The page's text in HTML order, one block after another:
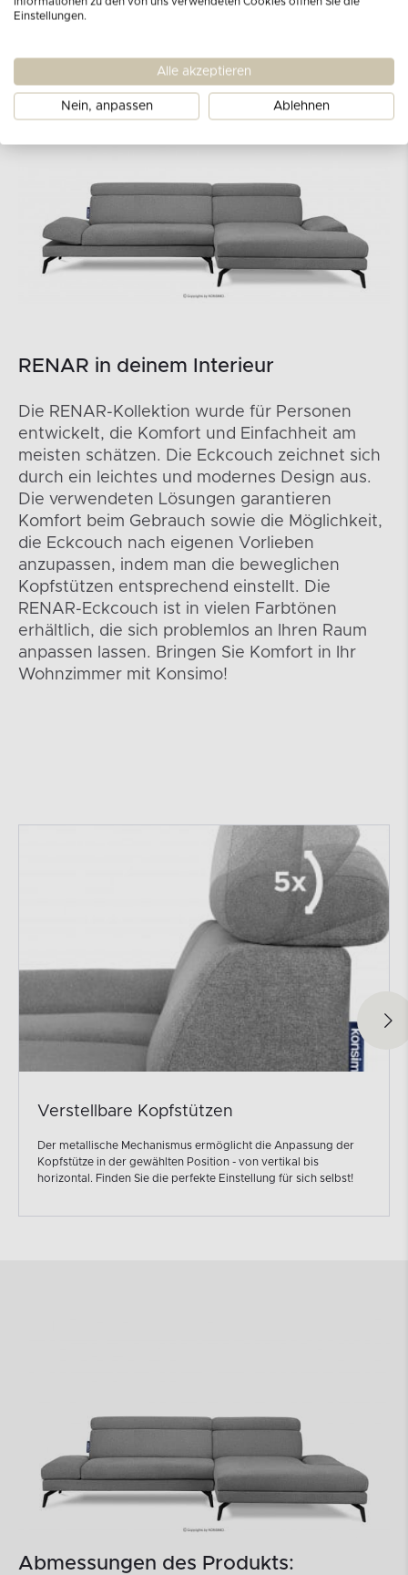
RENAR in deinem Interieur
Die RENAR-Kollektion wurde für Personen
entwickelt, die Komfort und Einfachheit am
meisten schätzen. Die Eckcouch zeichnet sich
durch ein leichtes und modernes Design aus.
Die verwendeten Lösungen garantieren
Komfort beim Gebrauch sowie die Möglichkeit,
die Eckcouch nach eigenen Vorlieben
anzupassen, indem man die beweglichen
Kopfstützen entsprechend einstellt. Die
RENAR-Eckcouch ist in vielen Farbtönen
erhältlich, die sich problemlos an Ihren Raum
anpassen lassen. Bringen Sie Komfort in Ihr
Wohnzimmer mit Konsimo!
Verstellbare Kopfstützen
Der metallische Mechanismus ermöglicht die Anpassung der
Kopfstütze in der gewählten Position - von vertikal bis
horizontal. Finden Sie die perfekte Einstellung für sich selbst!
Abmessungen des Produkts:
Einstellungen.
Alle akzeptieren
Nein, anpassen Ablehnen